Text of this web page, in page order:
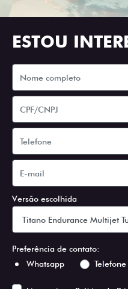
ESTOU
Versão escolhida
Preferência de contato:
Whatsapp
Telefone